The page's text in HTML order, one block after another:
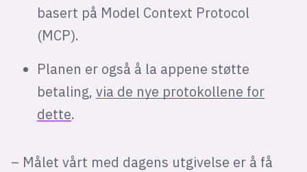
basert på Model Context Protocol
(MCP).
Planen er også å la appene støtte
betaling, via de nye protokollene for
dette.
– Målet vårt med dagens utgivelse er å få